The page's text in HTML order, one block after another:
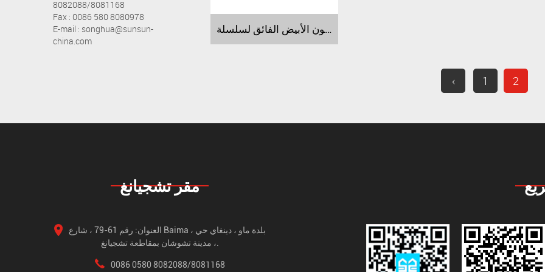
8082088/8081168
Fax : 0086 580 8080978
E-mail : songhua@sunsun-
china.com
موردون لحوض الأسماك المفتوح الزجاجي ذو اللون الأبيض الفائق لسلسلة HEK
‹ 1 2
مقر تشجيانغ
العنوان: رقم 61-79 ، شارع Baima ، بلدة ماو ، دينغاي حي
0086 0580 8082088/8081168